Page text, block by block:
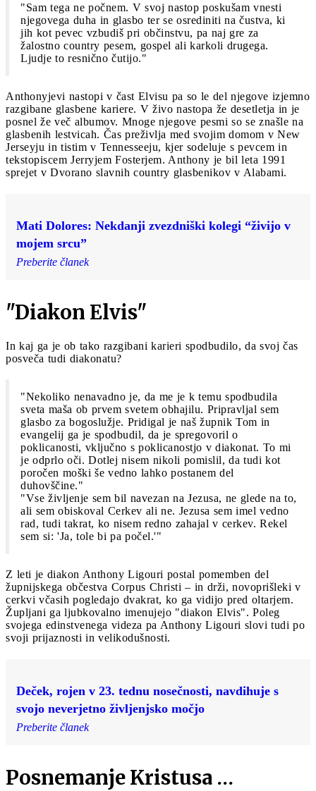
"Sam tega ne počnem. V svoj nastop poskušam vnesti
njegovega duha in glasbo ter se osrediniti na čustva, ki
jih kot pevec vzbudiš pri občinstvu, pa naj gre za
žalostno country pesem, gospel ali karkoli drugega.
Ljudje to resnično čutijo."
Anthonyjevi nastopi v čast Elvisu pa so le del njegove izjemno
razgibane glasbene kariere. V živo nastopa že desetletja in je
posnel že več albumov. Mnoge njegove pesmi so se znašle na
glasbenih lestvicah. Čas preživlja med svojim domom v New
Jerseyju in tistim v Tennesseeju, kjer sodeluje s pevcem in
tekstopiscem Jerryjem Fosterjem. Anthony je bil leta 1991
sprejet v Dvorano slavnih country glasbenikov v Alabami.
Mati Dolores: Nekdanji zvezdniški kolegi “živijo v
mojem srcu”
Preberite članek
"Diakon Elvis"
In kaj ga je ob tako razgibani karieri spodbudilo, da svoj čas
posveča tudi diakonatu?
"Nekoliko nenavadno je, da me je k temu spodbudila
sveta maša ob prvem svetem obhajilu. Pripravljal sem
glasbo za bogoslužje. Pridigal je naš župnik Tom in
evangelij ga je spodbudil, da je spregovoril o
poklicanosti, vključno s poklicanostjo v diakonat. To mi
je odprlo oči. Dotlej nisem nikoli pomislil, da tudi kot
poročen moški še vedno lahko postanem del
duhovščine."
"Vse življenje sem bil navezan na Jezusa, ne glede na to,
ali sem obiskoval Cerkev ali ne. Jezusa sem imel vedno
rad, tudi takrat, ko nisem redno zahajal v cerkev. Rekel
sem si: 'Ja, tole bi pa počel.'"
Z leti je diakon Anthony Ligouri postal pomemben del
župnijskega občestva Corpus Christi ‒ in drži, novoprišleki v
cerkvi včasih pogledajo dvakrat, ko ga vidijo pred oltarjem.
Župljani ga ljubkovalno imenujejo "diakon Elvis". Poleg
svojega edinstvenega videza pa Anthony Ligouri slovi tudi po
svoji prijaznosti in velikodušnosti.
Deček, rojen v 23. tednu nosečnosti, navdihuje s
svojo neverjetno življenjsko močjo
Preberite članek
Posnemanje Kristusa …